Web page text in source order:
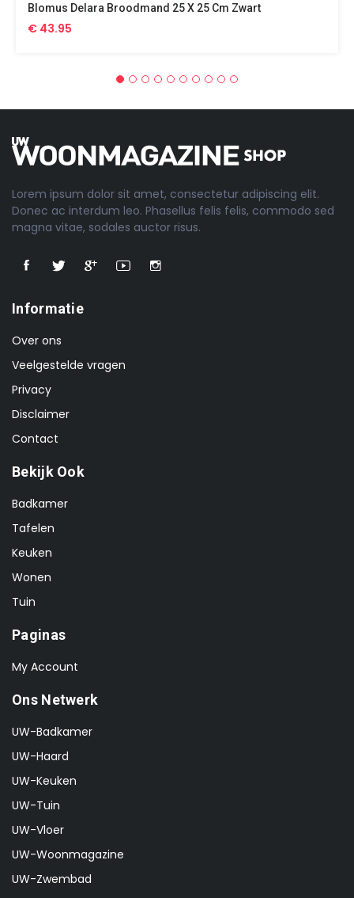
Blomus Delara Broodmand 25 X 25 Cm Zwart
€ 43.95
Lorem ipsum dolor sit amet, consectetur adipiscing elit.
Donec ac interdum leo. Phasellus felis felis, commodo sed
magna vitae, sodales auctor risus.
Informatie
Over ons
Veelgestelde vragen
Privacy
Disclaimer
Contact
Bekijk Ook
Badkamer
Tafelen
Keuken
Wonen
Tuin
Paginas
My Account
Ons Netwerk
UW-Badkamer
UW-Haard
UW-Keuken
UW-Tuin
UW-Vloer
UW-Woonmagazine
UW-Zwembad